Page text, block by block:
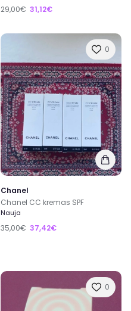
29,00€ 31,12€
0
Chanel
Chanel CC kremas SPF
Nauja
35,00€ 37,42€
0